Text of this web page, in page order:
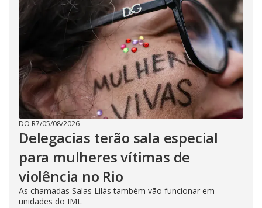
DO R7/05/08/2026
Delegacias terão sala especial
para mulheres vítimas de
violência no Rio
As chamadas Salas Lilás também vão funcionar em
unidades do IML